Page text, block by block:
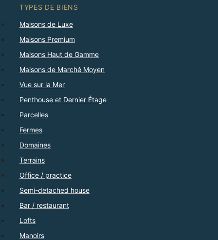
TYPES DE BIENS
Maisons de Luxe
Maisons Premium
Maisons Haut de Gamme
Maisons de Marché Moyen
Vue sur la Mer
Penthouse et Dernier Étage
Parcelles
Fermes
Domaines
Terrains
Office / practice
Semi-detached house
Bar / restaurant
Lofts
Manoirs